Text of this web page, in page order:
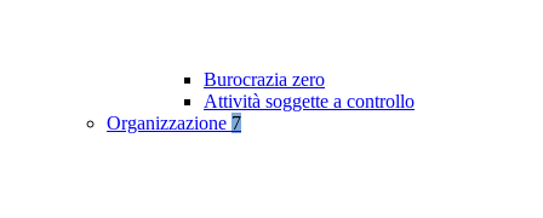
Burocrazia zero
Attività soggette a controllo
Organizzazione 7